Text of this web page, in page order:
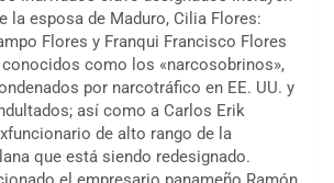
la esposa de Maduro, Cilia Flores:
Flores y Franqui Francisco Flores
como los «narcosobrinos»,
por narcotráfico en EE. UU. y
así como a Carlos Erik
de alto rango de la
que está siendo redesignado.